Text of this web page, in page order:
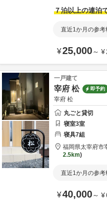
７泊以上の連泊
直近1か月の参考
¥25,000～ ¥
一戸建て
宰府 松 即予約
宰府 松
丸ごと貸切
寝室3室
寝具7組
福岡県太宰府市
2.5km
直近1か月の参考
¥40,000～ ¥